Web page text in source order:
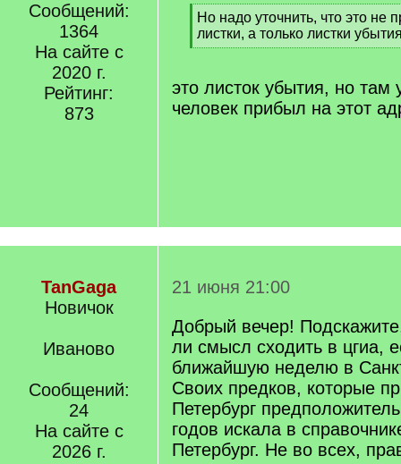
Сообщений:
1364
На сайте с
2020 г.
Рейтинг:
873
[
q
]
Но надо уточнить, что это не
листки, а только листки
[
q
]
это листок убытия, но там
человек прибыл на этот
TanGaga
Новичок
Иваново
Сообщений:
24
На сайте с
2026 г.
21 июня 21:00
Добрый вечер!
ли смысл сходить в цгиа,
ближайшую неделю в
Своих предков, которые
Петербург
годов искала в
Петербург. Не во всех,